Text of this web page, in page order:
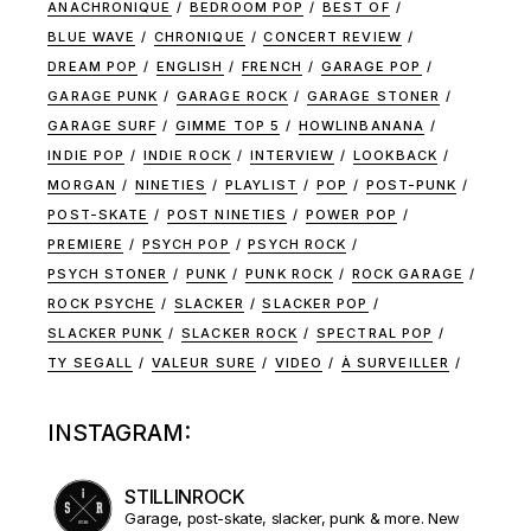
ANACHRONIQUE BEDROOM POP
BEST OF
BLUE WAVE
CHRONIQUE
CONCERT REVIEW
DREAM POP
ENGLISH FRENCH
GARAGE POP
GARAGE PUNK
GARAGE ROCK
GARAGE STONER
GARAGE SURF
GIMME TOP 5
HOWLINBANANA
INDIE POP
INDIE ROCK INTERVIEW
LOOKBACK
MORGAN
NINETIES PLAYLIST POP
POST-PUNK
POST-SKATE
POST NINETIES
POWER POP
PREMIERE
PSYCH POP
PSYCH ROCK
PSYCH STONER
PUNK PUNK ROCK
ROCK GARAGE
ROCK PSYCHE
SLACKER
SLACKER POP
SLACKER PUNK
SLACKER ROCK
SPECTRAL POP
TY SEGALL
VALEUR SURE VIDEO À SURVEILLER
INSTAGRAM:
STILLINROCK
Garage, post-skate, slacker, punk & more. New